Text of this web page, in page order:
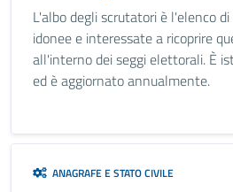
L'albo degli scrutatori è l'elenco
idonee e interessate a ricoprire
all'interno dei seggi elettorali. È
ed è aggiornato annualmente.
ANAGRAFE E STATO CIVILE